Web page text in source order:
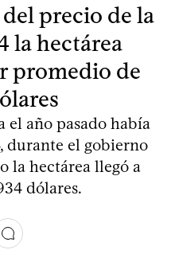
precio de la
la hectárea
promedio de
el año pasado había
durante el gobierno
la hectárea llegó a
dólares.